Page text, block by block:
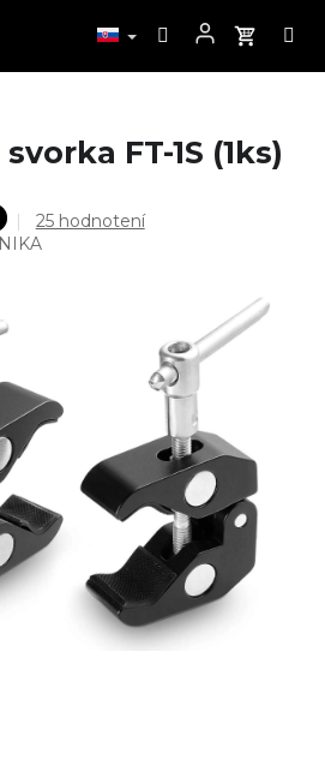
FT-1S (1ks)
Priemerné
hodnotenie
25 hodnotení